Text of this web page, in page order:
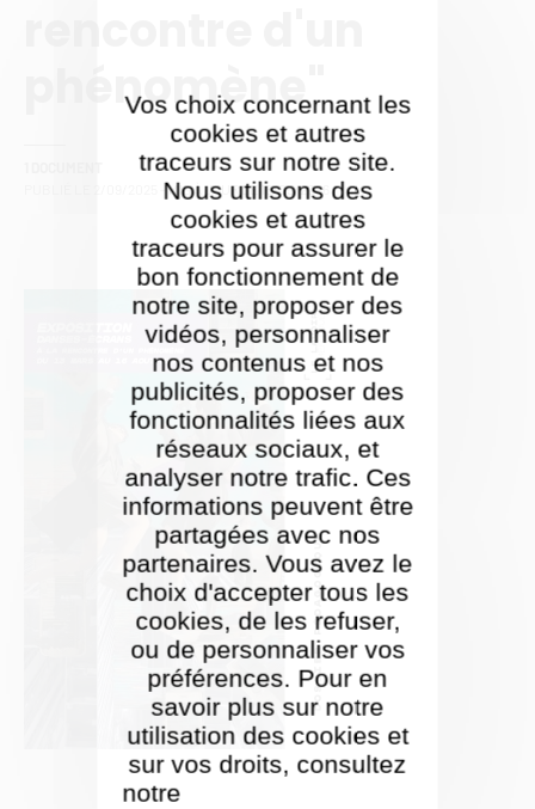
Vos choix concernant les
cookies et autres
traceurs sur notre site.
Nous utilisons des
cookies et autres
traceurs pour assurer le
bon fonctionnement de
notre site, proposer des
vidéos, personnaliser
nos contenus et nos
publicités, proposer des
fonctionnalités liées aux
réseaux sociaux, et
analyser notre trafic. Ces
informations peuvent être
partagées avec nos
partenaires. Vous avez le
choix d'accepter tous les
cookies, de les refuser,
ou de personnaliser vos
préférences. Pour en
savoir plus sur notre
utilisation des cookies et
sur vos droits, consultez
notre
phénomène"
- MIS À JOUR LE 18/05/2026